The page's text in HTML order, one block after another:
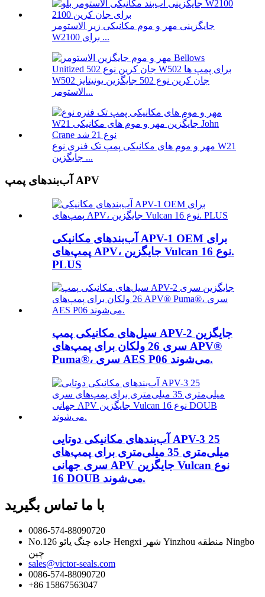
جایگزینی مهر و موم مکانیکی زیر الاستومر
W2100 برای ...
W502 جان کرین نوع 502 جایگزین یونیتایز
الاستومر...
مهر و موم های مکانیکی پمپ تک فنری نوع W21
جایگزین ...
آب‌بندهای پمپ APV
آب‌بندهای مکانیکی APV-1 OEM برای
پمپ‌های APV، جایگزین Vulcan نوع 16.
PLUS
سیل‌های مکانیکی پمپ APV-2 جایگزین
سری 26 ولکان برای پمپ‌های APV®
Puma®، سری AES P06 می‌شوند.
آب‌بندهای مکانیکی دوتایی APV-3 25
میلی‌متری 35 میلی‌متری برای پمپ‌های
سری جهانی APV جایگزین Vulcan نوع
16 DOUB می‌شوند.
با ما تماس بگیرید
0086-574-88090720
No.126 جاده چنگ یائو Hengxi شهر Yinzhou منطقه Ningbo
چین
sales@victor-seals.com
0086-574-88090720
‎+86 15867563047‎